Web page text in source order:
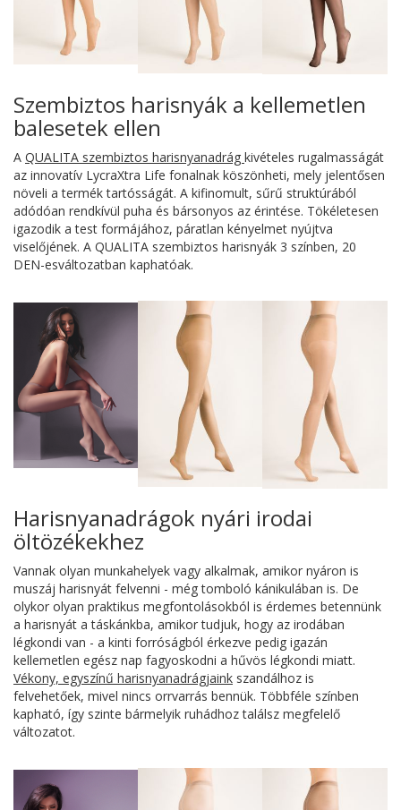
Szembiztos harisnyák a kellemetlen
balesetek ellen
A QUALITA szembiztos harisnyanadrág kivételes rugalmasságát
az innovatív LycraXtra Life fonalnak köszönheti, mely jelentősen
növeli a termék tartósságát. A kifinomult, sűrű struktúrából
adódóan rendkívül puha és bársonyos az érintése. Tökéletesen
igazodik a test formájához, páratlan kényelmet nyújtva
viselőjének. A QUALITA szembiztos harisnyák 3 színben, 20
DEN-esváltozatban kaphatóak.
Harisnyanadrágok nyári irodai
öltözékekhez
Vannak olyan munkahelyek vagy alkalmak, amikor nyáron is
muszáj harisnyát felvenni - még tomboló kánikulában is. De
olykor olyan praktikus megfontolásokból is érdemes betennünk
a harisnyát a táskánkba, amikor tudjuk, hogy az irodában
légkondi van - a kinti forróságból érkezve pedig igazán
kellemetlen egész nap fagyoskodni a hűvös légkondi miatt.
Vékony, egyszínű harisnyanadrágjaink szandálhoz is
felvehetőek, mivel nincs orrvarrás bennük. Többféle színben
kapható, így szinte bármelyik ruhádhoz találsz megfelelő
változatot.